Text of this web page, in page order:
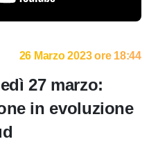
26 Marzo 2023 ore 18:44
27 marzo:
in evoluzione